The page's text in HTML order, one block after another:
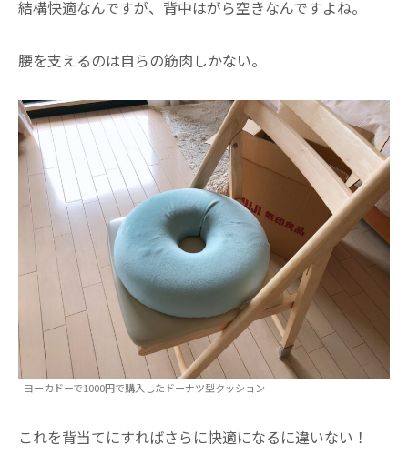
結構快適なんですが、背中はがら空きなんですよね。
腰を支えるのは自らの筋肉しかない。
ヨーカドーで1000円で購入したドーナツ型クッション
これを背当てにすればさらに快適になるに違いない！